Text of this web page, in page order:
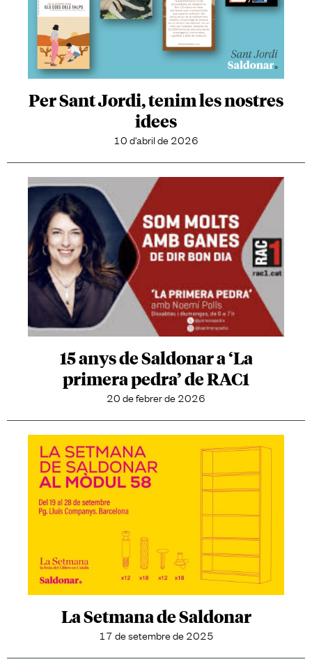
Per Sant Jordi, tenim les nostres
idees
10 d'abril de 2026
15 anys de Saldonar a ‘La
primera pedra’ de RAC1
20 de febrer de 2026
La Setmana de Saldonar
17 de setembre de 2025